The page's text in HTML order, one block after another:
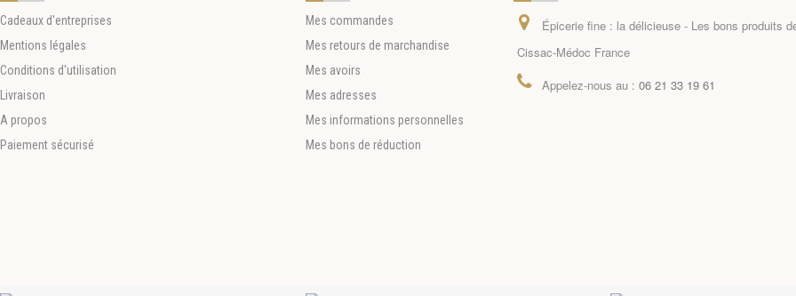
Cadeaux d'entreprises
Mentions légales
Conditions d'utilisation
Livraison
A propos
Paiement sécurisé
Mes commandes
Mes retours de marchandise
Mes avoirs
Mes adresses
Mes informations personnelles
Mes bons de réduction
Épicerie fine : la délicieuse - Les bons produits
Cissac-Médoc France
Appelez-nous au : 06 21 33 19 61